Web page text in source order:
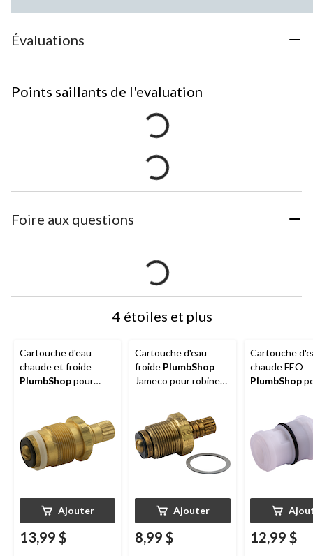
Évaluations
Points saillants de l'evaluation
Foire aux questions
4 étoiles et plus
Cartouche d'eau
chaude et froide
PlumbShoppour
Ajouter
13,99 $
Cartouche d'eau
froide PlumbShop
Jameco pour robinet,
Ajouter
8,99 $
Cartouche
chaude FEO
PlumbShop
12,99 $